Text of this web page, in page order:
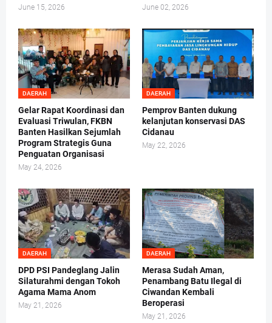
June 15, 2026 June 02, 2026
DAERAH
Gelar Rapat Koordinasi dan
Evaluasi Triwulan, FKBN
Banten Hasilkan Sejumlah
Program Strategis Guna
Penguatan Organisasi
May 24, 2026
DAERAH
Pemprov Banten dukung
kelanjutan konservasi DAS
Cidanau
May 22, 2026
DAERAH
DPD PSI Pandeglang Jalin
Silaturahmi dengan Tokoh
Agama Mama Anom
May 21, 2026
DAERAH
Merasa Sudah Aman,
Penambang Batu Ilegal di
Ciwandan Kembali
Beroperasi
May 21, 2026